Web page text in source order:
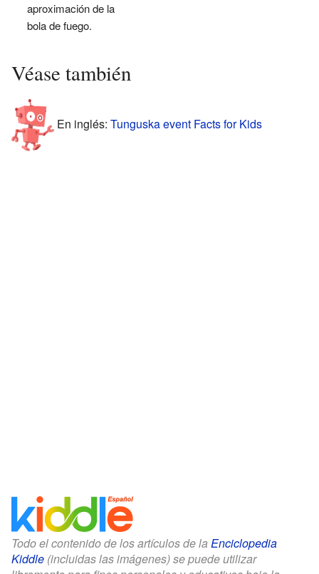
aproximación de la
bola de fuego.
Véase también
En inglés: Tunguska event Facts for Kids
Todo el contenido de los artículos de la Enciclopedia
Kiddle (incluidas las imágenes) se puede utilizar